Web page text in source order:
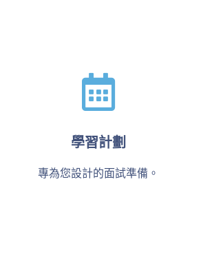
學習計劃
專為您設計的面試準備。